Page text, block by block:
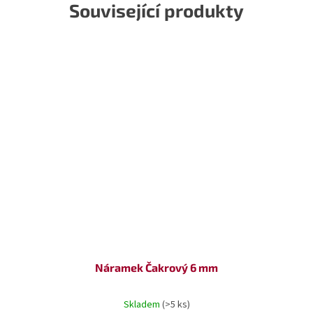
Související produkty
Náramek Čakrový 6 mm
Skladem (>5 ks)